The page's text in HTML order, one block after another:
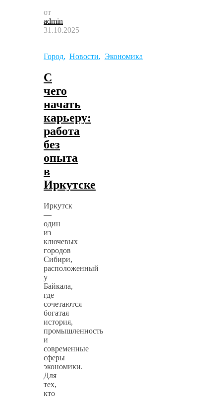
от
admin
31.10.2025
Город, Новости, Экономика
С
чего
начать
карьеру:
работа
без
опыта
в
Иркутске
Иркутск
—
один
из
ключевых
городов
Сибири,
расположенный
у
Байкала,
где
сочетаются
богатая
история,
промышленность
и
современные
сферы
экономики.
Для
тех,
кто